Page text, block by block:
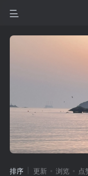
排序 更新 浏览 点